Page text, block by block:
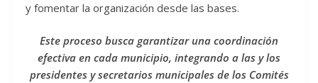
y fomentar la organización desde las bases.
Este proceso busca garantizar una coordinación
efectiva en cada municipio, integrando a las y los
presidentes y secretarios municipales de los Comités